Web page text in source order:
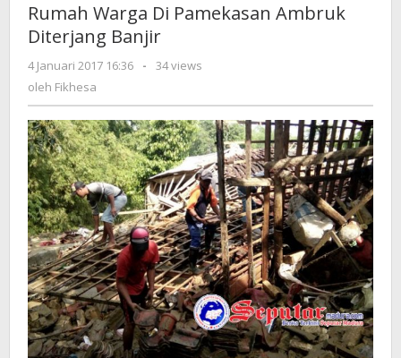
Pamekasan
Rumah Warga Di Pamekasan Ambruk
Diterjang Banjir
4 Januari 2017 16:36
oleh
-
34 views
oleh Fikhesa